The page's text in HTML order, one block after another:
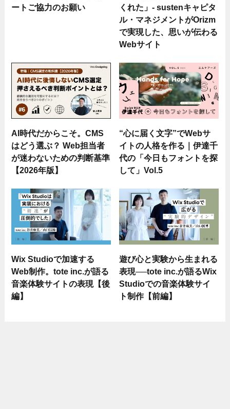
ートご協力のお願い
くれた」- sustenキャピタ
ル・マネジメントがOrizm
で実現した、思いが伝わる
Webサイト
AI時代だからこそ。CMS
はどう選ぶ？ Web担当者
が迷わないための判断基準
【2026年版】
“心に届く文字”でWebサ
イトの人格を作る｜伊達千
代の「今日もフォントを探
して」Vol.5
Wix Studioで加速する
Web制作。tote inc.が語る
音楽体験サイトの表現【後
編】
遊び心と実験から生まれる
表現──tote inc.が語るWix
Studioでの音楽体験サイ
ト制作【前編】